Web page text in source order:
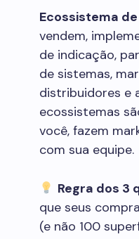
Ecossistema
vendem,
de indicação,
de sistemas,
distribuidores e
ecossistemas
você, fazem
com sua equipe.
Regra dos 3
que seus
(e não 100